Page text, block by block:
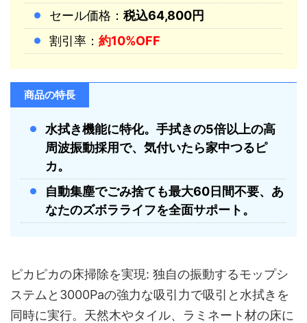
セール価格： 税込64,800円
割引率： 約10%OFF
商品の特長
水拭き機能に特化。手拭きの5倍以上の高
周波振動採用で、気付いたら家中つるピ
カ。
自動集塵でごみ捨ても最大60日間不要、あ
なたのズボラライフを全面サポート。
ピカピカの床掃除を実現: 独自の振動するモップシ
ステムと3000Paの強力な吸引力で吸引と水拭きを
同時に実行。天然木やタイル、ラミネート材の床に